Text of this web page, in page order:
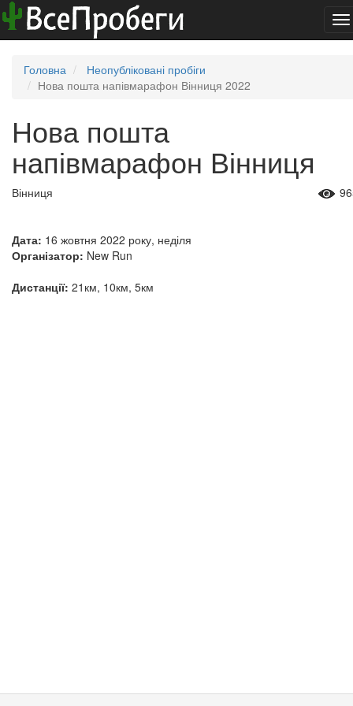
Головна
Неопубліковані пробіги
Нова пошта напівмарафон Вінниця 2022
Нова пошта
напівмарафон Вінниця
Вінниця
Дата: 16 жовтня 2022 року, неділя
Організатор: New Run
Дистанції: 21км, 10км, 5км